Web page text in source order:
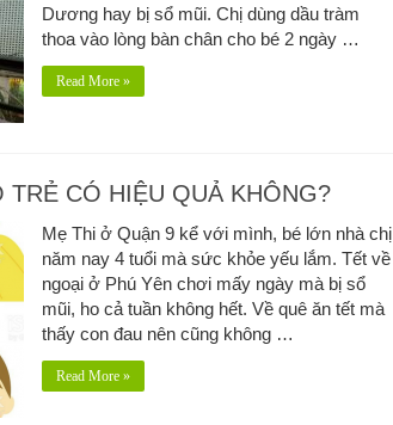
Dương hay bị sổ mũi. Chị dùng dầu tràm
thoa vào lòng bàn chân cho bé 2 ngày …
Read More »
CÓ HIỆU QUẢ KHÔNG?
Mẹ Thi ở Quận 9 kể với mình, bé lớn nhà chị
năm nay 4 tuổi mà sức khỏe yếu lắm. Tết về
ngoại ở Phú Yên chơi mấy ngày mà bị sổ
mũi, ho cả tuần không hết. Về quê ăn tết mà
thấy con đau nên cũng không …
Read More »